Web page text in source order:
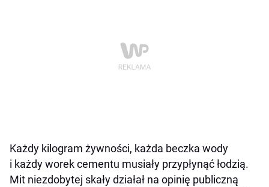
Każdy kilogram żywności, każda beczka wody
i każdy worek cementu musiały przypłynąć łodzią.
Mit niezdobytej skały działał na opinię publiczną